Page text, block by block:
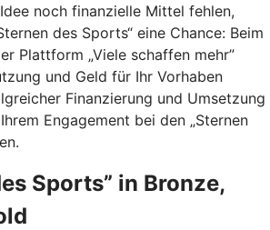
noch finanzielle Mittel fehlen,
des Sports“ eine Chance: Beim
Plattform „Viele schaffen mehr”
und Geld für Ihr Vorhaben
Finanzierung und Umsetzung
Engagement bei den „Sternen
Sports” in Bronze,